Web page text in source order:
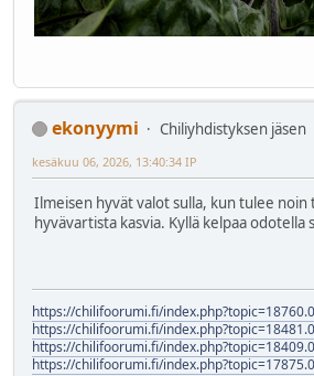
ekonyymi
Chiliyhdistyksen jäsen
kesäkuu 06, 2026, 13:40:34 IP
Ilmeisen hyvät valot sulla, kun tulee noin
hyvävartista kasvia. Kyllä kelpaa odotella
https://chilifoorumi.fi/index.php?topic=18760.0
https://chilifoorumi.fi/index.php?topic=18481.0
https://chilifoorumi.fi/index.php?topic=18409.0
https://chilifoorumi.fi/index.php?topic=17875.0